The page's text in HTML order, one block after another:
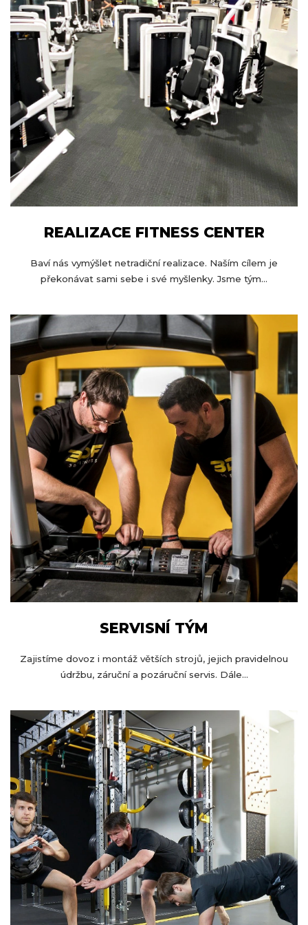
REALIZACE FITNESS CENTER
Baví nás vymýšlet netradiční realizace. Naším cílem je
překonávat sami sebe i své myšlenky. Jsme tým...
SERVISNÍ TÝM
Zajistíme dovoz i montáž větších strojů, jejich pravidelnou
údržbu, záruční a pozáruční servis. Dále...